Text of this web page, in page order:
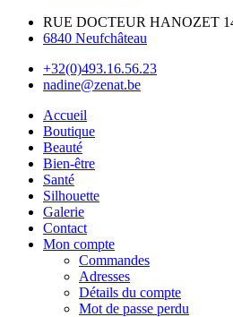
RUE DOCTEUR HANOZET
6840 Neufchâteau
+32(0)493.16.56.23
nadine@zenat.be
Accueil
Boutique
Beauté
Bien-être
Santé
Silhouette
Galerie
Contact
Mon compte
Commandes
Adresses
Détails du compte
Mot de passe perdu